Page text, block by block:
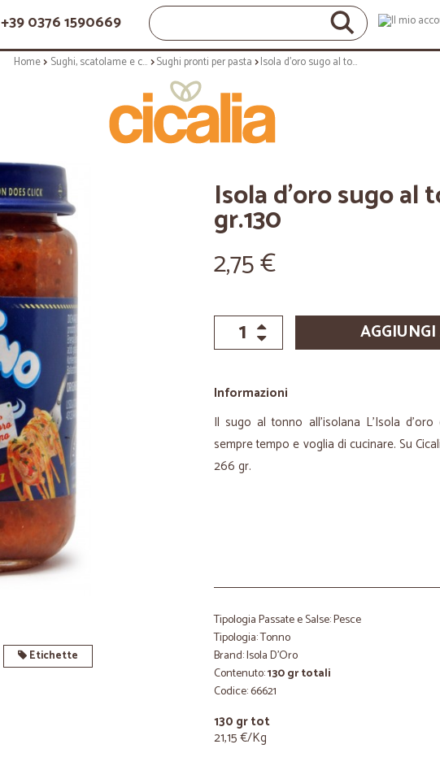
+39 0376 1590669
Home Sughi, scatolame e condimenti Sughi pronti per pasta Isola d'oro sugo al tonno all'isolana gr.130
Etichette
Isola d'oro sugo al
gr.130
2,75 €
Informazioni
Il sugo al tonno all'isolana L'Isola
sempre tempo e voglia di cucinare. Su
266 gr.
Tipologia Passate e Salse: Pesce
Tipologia: Tonno
Brand: Isola D'Oro
Contenuto:130 gr totali
Codice: 66621
130 gr tot
21,15 €/Kg